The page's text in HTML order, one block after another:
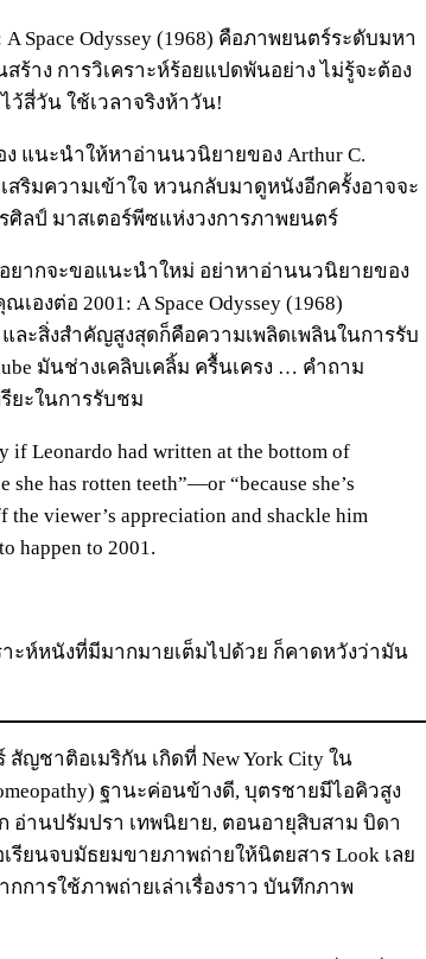
Space Odyssey (1968) คือภาพยนตร์ระดับมหา
ร้าง การวิเคราะห์ร้อยแปดพันอย่าง ไม่รู้จะต้อง
ว้สี่วัน ใช้เวลาจริงห้าวัน!
แนะนำให้หาอ่านนวนิยายของ Arthur C.
ริมความเข้าใจ หวนกลับมาดูหนังอีกครั้งอาจจะ
ศิลป์ มาสเตอร์พีซแห่งวงการภาพยนตร์
ากจะขอแนะนำใหม่ อย่าหาอ่านนวนิยายของ
องต่อ 2001: A Space Odyssey (1968)
ะสิ่งสำคัญสูงสุดก็คือความเพลิดเพลินในการรับ
มันช่างเคลิบเคลิ้ม ครื้นเครง … คำถาม
ยะในการรับชม
if Leonardo had written at the bottom of
has rotten teeth”—or “because she’s
viewer’s appreciation and shackle him
happen to 2001.
ะห์หนังที่มีมากมายเต็มไปด้วย ก็คาดหวังว่ามัน
ญชาติอเมริกัน เกิดที่ New York City ใน
ฐานะค่อนข้างดี, บุตรชายมีไอคิวสูง
อ่านปรัมปรา เทพนิยาย, ตอนอายุสิบสาม บิดา
รียนจบมัธยมขายภาพถ่ายให้นิตยสาร Look เลย
กการใช้ภาพถ่ายเล่าเรื่องราว บันทึกภาพ